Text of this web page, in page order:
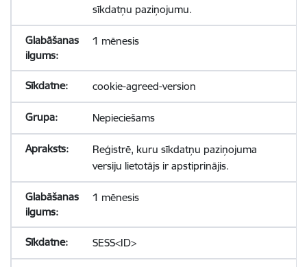
sīkdatņu paziņojumu.
1 mēnesis
cookie-agreed-version
Nepieciešams
Reģistrē, kuru sīkdatņu paziņojuma
versiju lietotājs ir apstiprinājis.
1 mēnesis
SESS<ID>